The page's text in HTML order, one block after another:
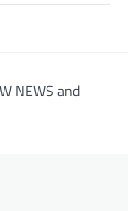
NEWS and